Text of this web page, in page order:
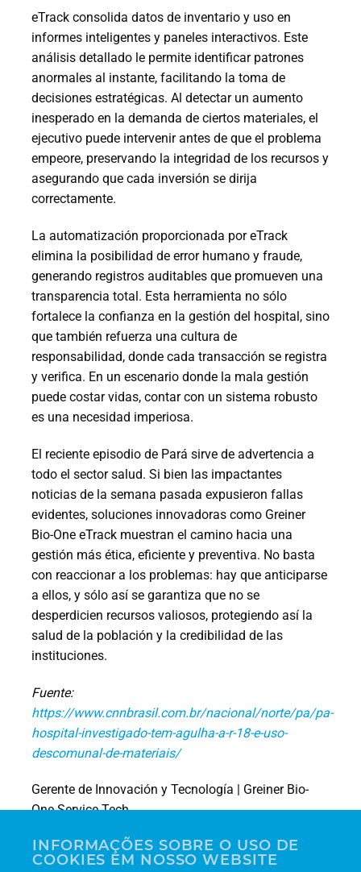
eTrack consolida datos de inventario y uso en
informes inteligentes y paneles interactivos. Este
análisis detallado le permite identificar patrones
anormales al instante, facilitando la toma de
decisiones estratégicas. Al detectar un aumento
inesperado en la demanda de ciertos materiales, el
ejecutivo puede intervenir antes de que el problema
empeore, preservando la integridad de los recursos y
asegurando que cada inversión se dirija
correctamente.
La automatización proporcionada por eTrack
elimina la posibilidad de error humano y fraude,
generando registros auditables que promueven una
transparencia total. Esta herramienta no sólo
fortalece la confianza en la gestión del hospital, sino
que también refuerza una cultura de
responsabilidad, donde cada transacción se registra
y verifica. En un escenario donde la mala gestión
puede costar vidas, contar con un sistema robusto
es una necesidad imperiosa.
El reciente episodio de Pará sirve de advertencia a
todo el sector salud. Si bien las impactantes
noticias de la semana pasada expusieron fallas
evidentes, soluciones innovadoras como Greiner
Bio-One eTrack muestran el camino hacia una
gestión más ética, eficiente y preventiva. No basta
con reaccionar a los problemas: hay que anticiparse
a ellos, y sólo así se garantiza que no se
desperdicien recursos valiosos, protegiendo así la
salud de la población y la credibilidad de las
instituciones.
Fuente:
https://www.cnnbrasil.com.br/nacional/norte/pa/pa-
hospital-investigado-tem-agulha-a-r-18-e-uso-
descomunal-de-materiais/
Gerente de Innovación y Tecnología | Greiner Bio-
One Service Tech
linkedin.com/in/danilo-nagai/
INFORMAÇÕES SOBRE O USO DE
COOKIES EM NOSSO WEBSITE